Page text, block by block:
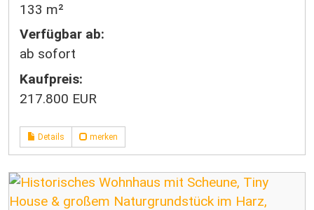
133 m²
Verfügbar ab:
ab sofort
Kaufpreis:
217.800 EUR
Details merken